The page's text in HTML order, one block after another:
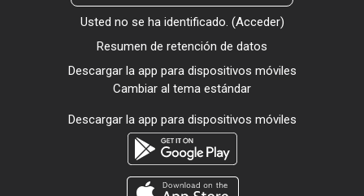
Usted no se ha identificado. (Acceder)
Resumen de retención de datos
Descargar la app para dispositivos móviles
Cambiar al tema estándar
Descargar la app para dispositivos móviles